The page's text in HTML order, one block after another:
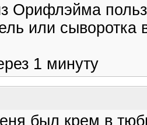
Орифлэйма
или сыворотка
1 минуту
был крем в